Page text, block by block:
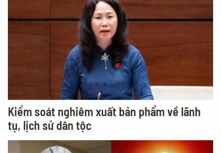
Kiểm soát nghiêm xuất bản phẩm về lãnh
tụ, lịch sử dân tộc